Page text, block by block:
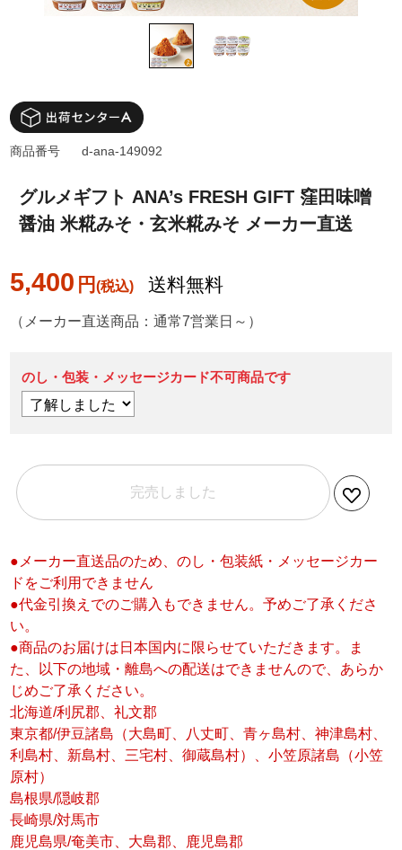
グルメギフト ANA’s FRESH GIFT 窪田味噌
醤油 米糀みそ・玄米糀みそ メーカー直送
5,400 円 送料無料
商品番号 d-ana-149092
（メーカー直送商品：通常7営業日～）
のし・包装・メッセージカード不可商品です
完売しました
●メーカー直送品のため、のし・包装紙・メッセージカー
ドをご利用できません
●代金引換えでのご購入もできません。予めご了承くださ
い。
●商品のお届けは日本国内に限らせていただきます。ま
た、以下の地域・離島への配送はできませんので、あらか
じめご了承ください。
北海道/利尻郡、礼文郡
東京都/伊豆諸島（大島町、八丈町、青ヶ島村、神津島村、
利島村、新島村、三宅村、御蔵島村）、小笠原諸島（小笠
原村）
島根県/隠岐郡
長崎県/対馬市
鹿児島県/奄美市、大島郡、鹿児島郡